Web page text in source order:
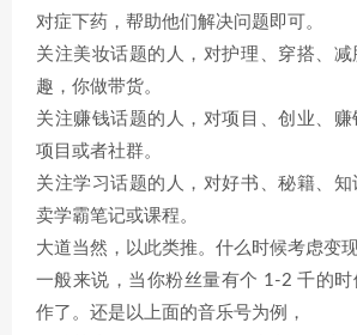
对症下药，帮助他们解决问题即可。
关注美妆话题的人，对护理、穿搭、
趣，你做带货。
关注赚钱话题的人，对项目、创业、
项目或者社群。
关注学习话题的人，对好书、秘籍、
卖学霸笔记或课程。
大道当然，以此类推。什么时候考虑变
一般来说，当你粉丝量有个 1-2 千的
作了。还是以上面的音乐号为例，